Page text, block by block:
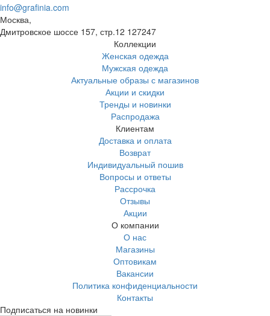
info@grafinia.com
Москва,
Дмитровское шоссе 157, стр.12 127247
Коллекции
Женская одежда
Мужская одежда
Актуальные образы с магазинов
Акции и скидки
Тренды и новинки
Распродажа
Клиентам
Доставка и оплата
Возврат
Индивидуальный пошив
Вопросы и ответы
Рассрочка
Отзывы
Акции
О компании
О нас
Магазины
Оптовикам
Вакансии
Политика конфиденциальности
Контакты
Подписаться на новинки